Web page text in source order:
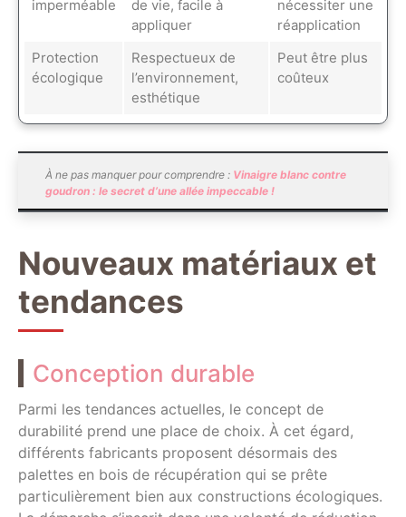
imperméable
de vie, facile à
appliquer
nécessiter une
réapplication
Protection
écologique
Respectueux de
l’environnement,
esthétique
Peut être plus
coûteux
À ne pas manquer pour comprendre : Vinaigre blanc contre
goudron : le secret d’une allée impeccable !
Nouveaux matériaux et
tendances
Conception durable
Parmi les tendances actuelles, le concept de
durabilité prend une place de choix. À cet égard,
différents fabricants proposent désormais des
palettes en bois de récupération qui se prête
particulièrement bien aux constructions écologiques.